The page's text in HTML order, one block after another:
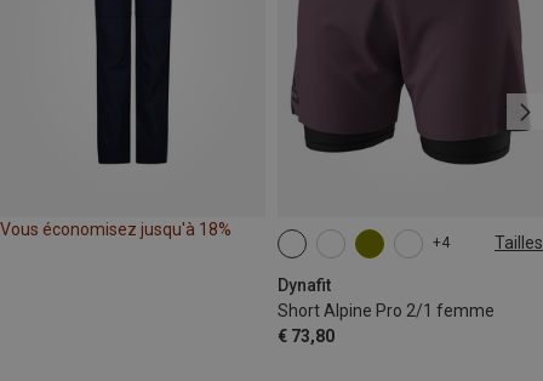
Vous économisez jusqu'à 18%
+4 Tailles
Dynafit
Short Alpine Pro 2/1 femme
€ 73,80
XS M